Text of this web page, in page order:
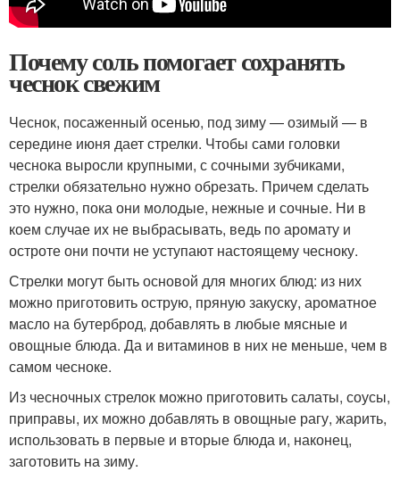
Почему соль помогает сохранять
чеснок свежим
Чеснок, посаженный осенью, под зиму — озимый — в
середине июня дает стрелки. Чтобы сами головки
чеснока выросли крупными, с сочными зубчиками,
стрелки обязательно нужно обрезать. Причем сделать
это нужно, пока они молодые, нежные и сочные. Ни в
коем случае их не выбрасывать, ведь по аромату и
остроте они почти не уступают настоящему чесноку.
Стрелки могут быть основой для многих блюд: из них
можно приготовить острую, пряную закуску, ароматное
масло на бутерброд, добавлять в любые мясные и
овощные блюда. Да и витаминов в них не меньше, чем в
самом чесноке.
Из чесночных стрелок можно приготовить салаты, соусы,
приправы, их можно добавлять в овощные рагу, жарить,
использовать в первые и вторые блюда и, наконец,
заготовить на зиму.